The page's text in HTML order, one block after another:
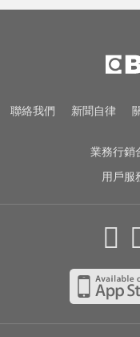
身亡
尼斯湖水
秘生物頭
醫起看／
聯絡我們 新聞自律
業務行銷
用戶服